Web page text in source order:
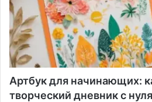
Артбук для начинающих:
творческий дневник с нуля